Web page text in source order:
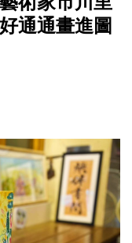
通通畫進圖